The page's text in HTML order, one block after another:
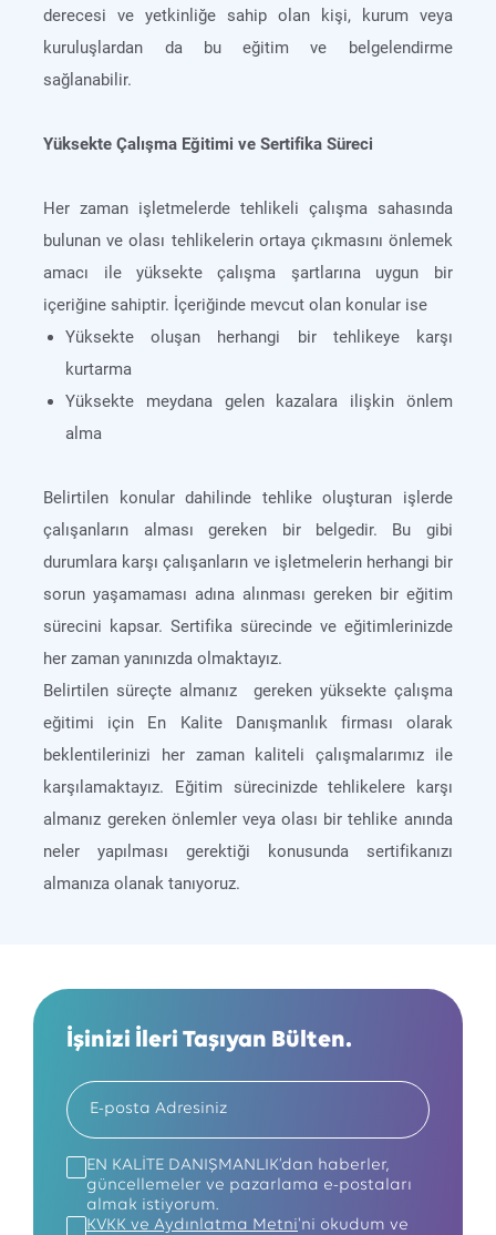
derecesi ve yetkinliğe sahip olan kişi, kurum veya
kuruluşlardan da bu eğitim ve belgelendirme
sağlanabilir.
Yüksekte Çalışma Eğitimi ve Sertifika Süreci
Her zaman işletmelerde tehlikeli çalışma sahasında
bulunan ve olası tehlikelerin ortaya çıkmasını önlemek
amacı ile yüksekte çalışma şartlarına uygun bir
içeriğine sahiptir. İçeriğinde mevcut olan konular ise
Yüksekte oluşan herhangi bir tehlikeye karşı
kurtarma
Yüksekte meydana gelen kazalara ilişkin önlem
alma
Belirtilen konular dahilinde tehlike oluşturan işlerde
çalışanların alması gereken bir belgedir. Bu gibi
durumlara karşı çalışanların ve işletmelerin herhangi bir
sorun yaşamaması adına alınması gereken bir eğitim
sürecini kapsar. Sertifika sürecinde ve eğitimlerinizde
her zaman yanınızda olmaktayız.
Belirtilen süreçte almanız gereken yüksekte çalışma
eğitimi için En Kalite Danışmanlık firması olarak
beklentilerinizi her zaman kaliteli çalışmalarımız ile
karşılamaktayız. Eğitim sürecinizde tehlikelere karşı
almanız gereken önlemler veya olası bir tehlike anında
neler yapılması gerektiği konusunda sertifikanızı
almanıza olanak tanıyoruz.
İşinizi İleri Taşıyan Bülten.
EN KALİTE DANIŞMANLIK’dan haberler,
güncellemeler ve pazarlama e-postaları
almak istiyorum.
KVKK ve Aydınlatma Metni'ni okudum ve